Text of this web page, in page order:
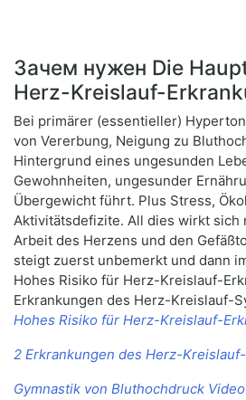
Зачем нужен Die
Herz-Kreislauf-
Bei primärer (essentieller)
von Vererbung, Neigung zu
Hintergrund eines ungesunden
Gewohnheiten, ungesunder
Übergewicht führt. Plus Stress,
Aktivitätsdefizite. All dies wirkt sich
Arbeit des Herzens und den
steigt zuerst unbemerkt und dann
Hohes Risiko für Herz-Kreislauf-
Erkrankungen des Herz-Kreislauf-
Hohes Risiko für Herz-Kreislauf-
2 Erkrankungen des Herz-
Gymnastik von Bluthochdruck